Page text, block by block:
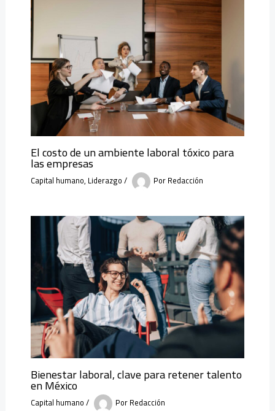
El costo de un ambiente laboral tóxico para
las empresas
Capital humano, Liderazgo/ PorRedacción
Bienestar laboral, clave para retener talento
en México
Capital humano/ PorRedacción